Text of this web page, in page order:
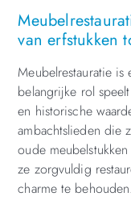
van erfstukken
Meubelrestauratie
belangrijke rol
en historische
ambachtslieden die
oude
ze zorgvuldig
charme te behouden.